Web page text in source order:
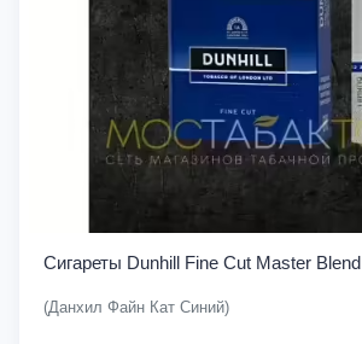
Сигареты Dunhill Fine Cut Master Blend
(Данхил Файн Кат Синий)